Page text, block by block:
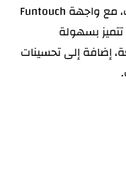
يعمل الهاتف بنظام Android 15 الأحدث، مع واجهة Funtouch
بسهولة
إضافة إلى تحسينات